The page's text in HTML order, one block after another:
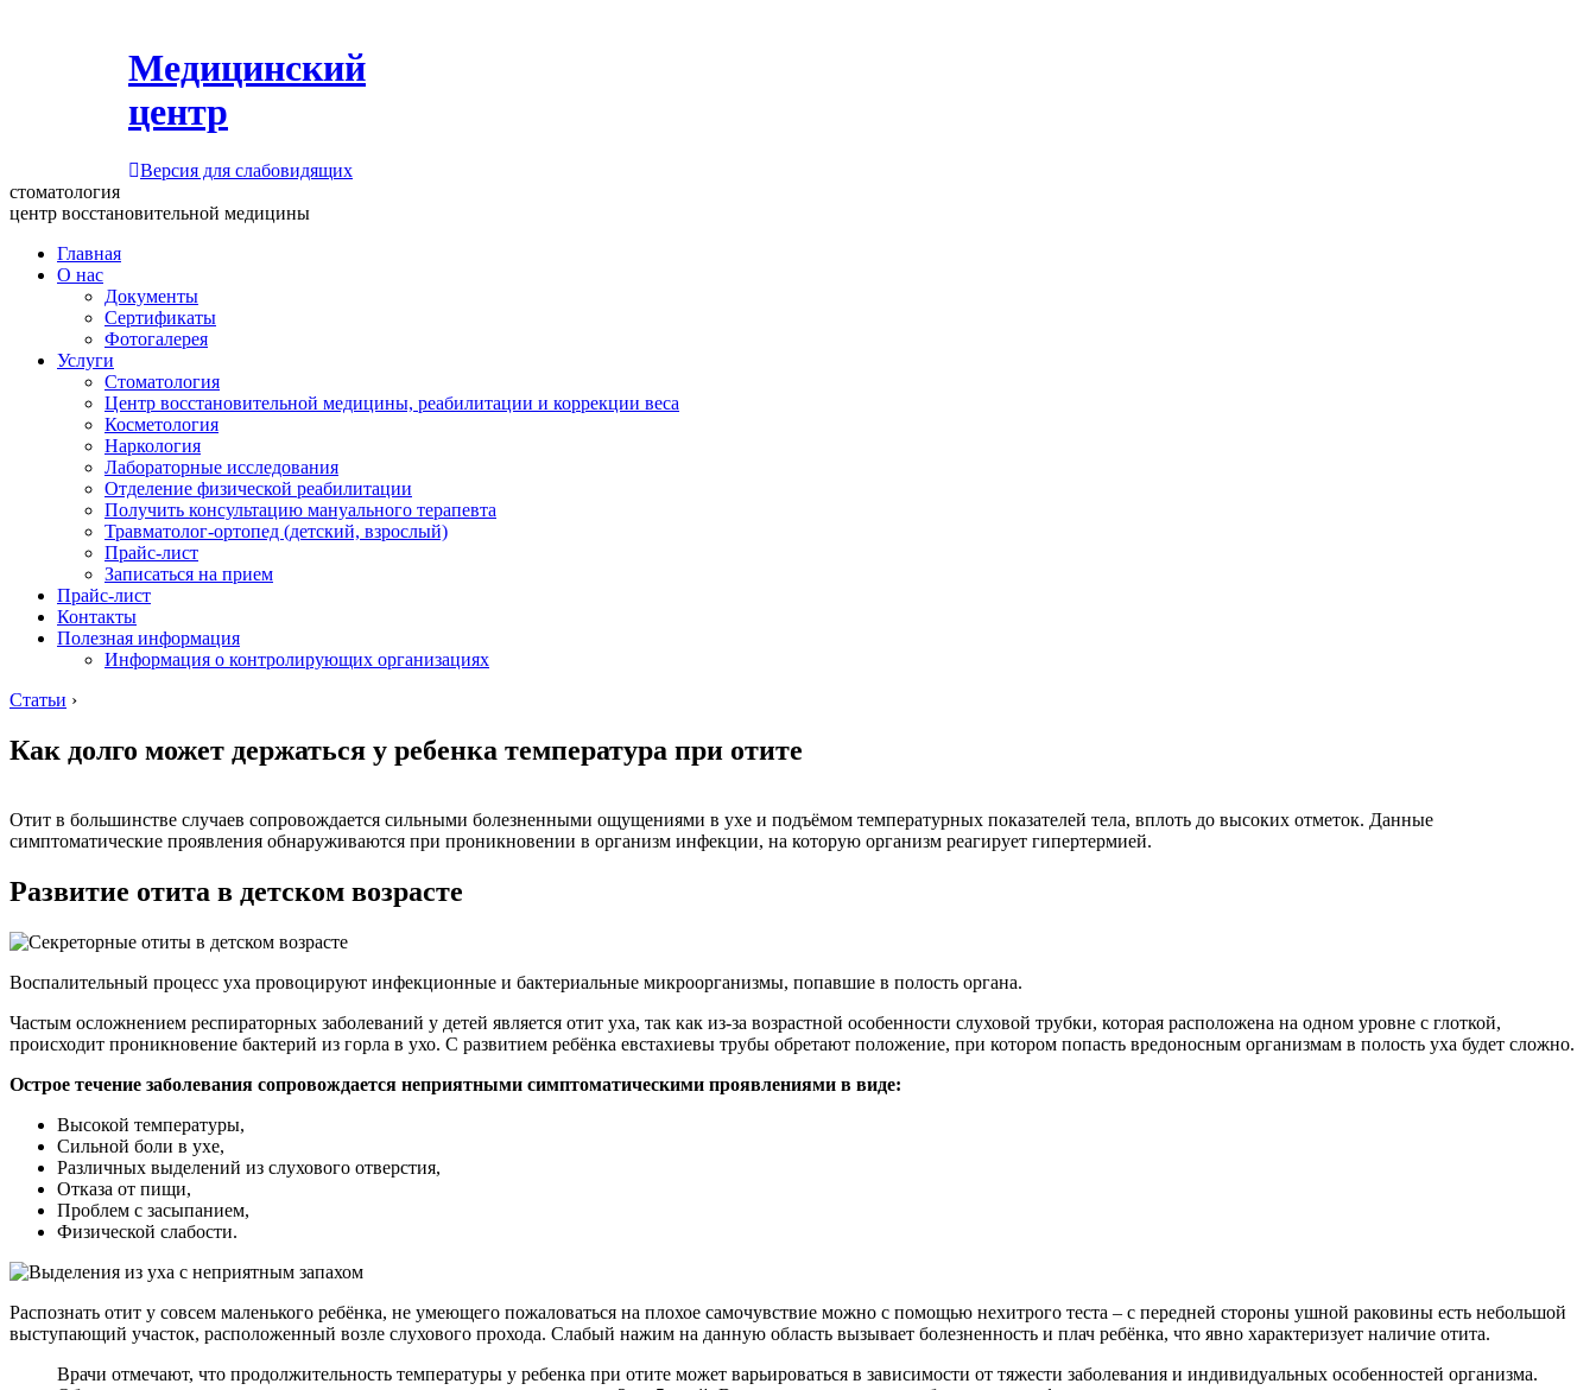
Медицинский
центр
Версия для слабовидящих
стоматология
центр восстановительной медицины
Главная
О нас
Документы
Сертификаты
Фотогалерея
Услуги
Стоматология
Центр восстановительной медицины, реабилитации и коррекции веса
Косметология
Наркология
Лабораторные исследования
Отделение физической реабилитации
Получить консультацию мануального терапевта
Травматолог-ортопед (детский, взрослый)
Прайс-лист
Записаться на прием
Прайс-лист
Контакты
Полезная информация
Информация о контролирующих организациях
Статьи ›
Как долго может держаться у ребенка температура при отите
Отит в большинстве случаев сопровождается сильными болезненными ощущениями в ухе и подъёмом температурных показателей тела, вплоть до высоких отметок. Данные
симптоматические проявления обнаруживаются при проникновении в организм инфекции, на которую организм реагирует гипертермией.
Развитие отита в детском возрасте
Воспалительный процесс уха провоцируют инфекционные и бактериальные микроорганизмы, попавшие в полость органа.
Частым осложнением респираторных заболеваний у детей является отит уха, так как из-за возрастной особенности слуховой трубки, которая расположена на одном уровне с глоткой,
происходит проникновение бактерий из горла в ухо. С развитием ребёнка евстахиевы трубы обретают положение, при котором попасть вредоносным организмам в полость уха будет сложно.
Острое течение заболевания сопровождается неприятными симптоматическими проявлениями в виде:
Высокой температуры,
Сильной боли в ухе,
Различных выделений из слухового отверстия,
Отказа от пищи,
Проблем с засыпанием,
Физической слабости.
Распознать отит у совсем маленького ребёнка, не умеющего пожаловаться на плохое самочувствие можно с помощью нехитрого теста – с передней стороны ушной раковины есть небольшой
выступающий участок, расположенный возле слухового прохода. Слабый нажим на данную область вызывает болезненность и плач ребёнка, что явно характеризует наличие отита.
Врачи отмечают, что продолжительность температуры у ребенка при отите может варьироваться в зависимости от тяжести заболевания и индивидуальных особенностей организма.